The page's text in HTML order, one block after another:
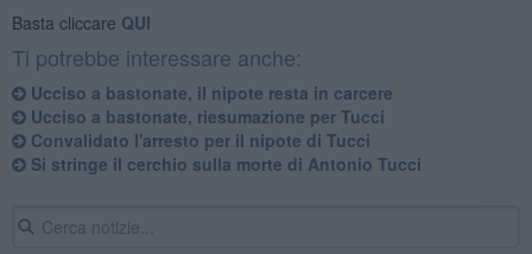
Basta cliccare QUI
Ti potrebbe interessare anche:
Ucciso a bastonate, il nipote resta in carcere
Ucciso a bastonate, riesumazione per Tucci
Convalidato l'arresto per il nipote di Tucci
Si stringe il cerchio sulla morte di Antonio Tucci